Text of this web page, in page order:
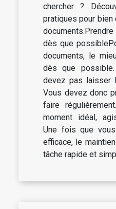
chercher ?
pratiques pour
dès que
documents, le
dès que
devez pas laisser
Vous devez donc
faire
moment idéal,
Une fois que
efficace, le
tâche rapide et